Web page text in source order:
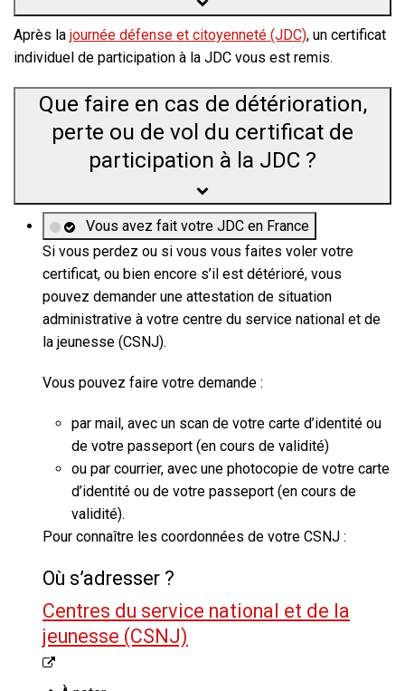
Après la journée défense et citoyenneté (JDC), un certificat
individuel de participation à la JDC vous est remis.
Que faire en cas de détérioration,
perte ou de vol du certificat de
participation à la JDC ?
Vous avez fait votre JDC en France
Si vous perdez ou si vous vous faites voler votre
certificat, ou bien encore s’il est détérioré, vous
pouvez demander une attestation de situation
administrative à votre centre du service national et de
la jeunesse (CSNJ).
Vous pouvez faire votre demande :
par mail, avec un scan de votre carte d’identité ou
de votre passeport (en cours de validité)
ou par courrier, avec une photocopie de votre carte
d’identité ou de votre passeport (en cours de
validité).
Pour connaître les coordonnées de votre CSNJ :
Où s’adresser ?
Centres du service national et de la
jeunesse (CSNJ)